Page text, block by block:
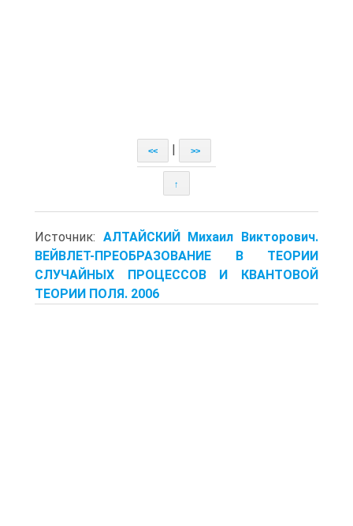
<< >>
↑
Источник: АЛТАЙСКИЙ Михаил Викторович.
ВЕЙВЛЕТ-ПРЕОБРАЗОВАНИЕ В ТЕОРИИ
СЛУЧАЙНЫХ ПРОЦЕССОВ И КВАНТОВОЙ
ТЕОРИИ ПОЛЯ. 2006